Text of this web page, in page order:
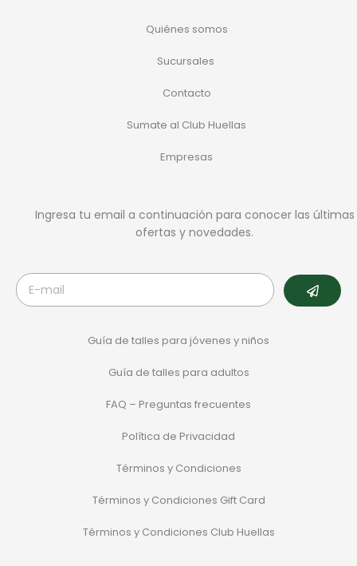
Quiénes somos
Sucursales
Contacto
Sumate al Club Huellas
Empresas
Ingresa tu email a continuación para conocer las últimas
ofertas y novedades.
Guía de talles para jóvenes y niños
Guía de talles para adultos
FAQ – Preguntas frecuentes
Política de Privacidad
Términos y Condiciones
Términos y Condiciones Gift Card
Términos y Condiciones Club Huellas